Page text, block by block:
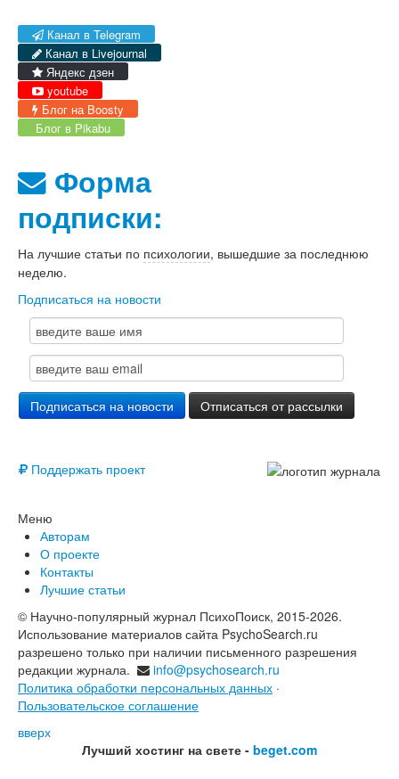
Канал в Telegram
Канал в Livejournal
Яндекс дзен
youtube
Блог на Boosty
Блог в Pikabu
Форма
подписки:
На лучшие статьи по психологии, вышедшие за последнюю
неделю.
Подписаться на новости
Поддержать проект
Меню
Авторам
О проекте
Контакты
Лучшие статьи
© Научно-популярный журнал ПсихоПоиск, 2015-2026.
Использование материалов сайта PsychoSearch.ru
разрешено только при наличии письменного разрешения
редакции журнала.
info@psychosearch.ru
Политика обработки персональных данных ·
Пользовательское соглашение
вверх
Лучший хостинг на свете - beget.com